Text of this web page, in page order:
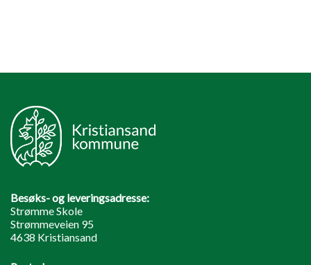
Besøks- og leveringsadresse:
Strømme Skole
Strømmeveien 95
4638 Kristiansand